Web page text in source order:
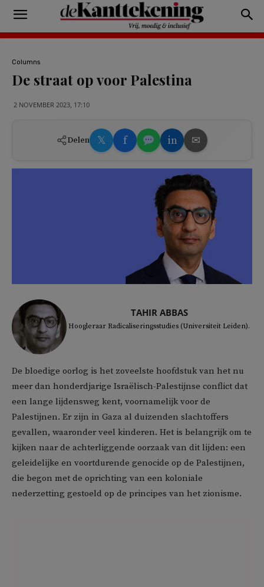
Columns
De straat op voor Palestina
2 NOVEMBER 2023, 17:10
Delen 𝕏 f in ✉
TAHIR ABBAS
Hoogleraar Radicaliseringsstudies (Universiteit Leiden).
De bloedige oorlog is het zoveelste hoofdstuk van het nu
meer dan honderdjarige Israëlisch-Palestijnse conflict dat
een lange lijdensweg kent, voornamelijk voor de
Palestijnen. Er zijn in Gaza al duizenden slachtoffers
gevallen, waaronder veel kinderen. Het is belangrijk om te
kijken naar de achterliggende oorzaak van dit lijden: een
geleidelijke en voortdurende genocide op de Palestijnen,
die begon met de oprichting van een koloniale
nederzetting gestoeld op de principes van het zionisme.